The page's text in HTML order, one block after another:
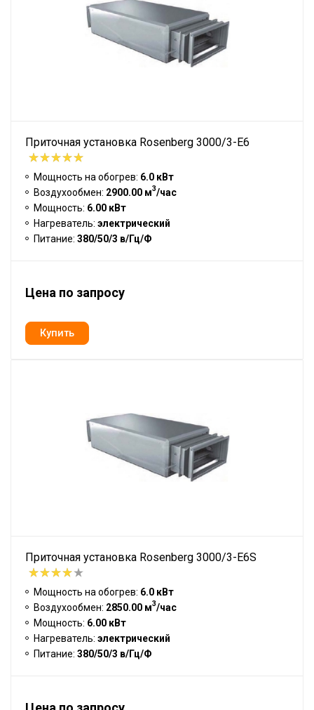
Приточная установка Rosenberg 3000/3-E6
Мощность на обогрев: 6.0 кВт
Воздухообмен: 2900.00 м3/час
Мощность: 6.00 кВт
Нагреватель: электрический
Питание: 380/50/3 в/Гц/Ф
Цена по запросу
Приточная установка Rosenberg 3000/3-E6S
Мощность на обогрев: 6.0 кВт
Воздухообмен: 2850.00 м3/час
Мощность: 6.00 кВт
Нагреватель: электрический
Питание: 380/50/3 в/Гц/Ф